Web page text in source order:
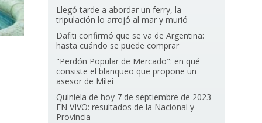
Llegó tarde a abordar un ferry, la
tripulación lo arrojó al mar y murió
Dafiti confirmó que se va de Argentina:
hasta cuándo se puede comprar
"Perdón Popular de Mercado": en qué
consiste el blanqueo que propone un
asesor de Milei
Quiniela de hoy 7 de septiembre de 2023
EN VIVO: resultados de la Nacional y
Provincia